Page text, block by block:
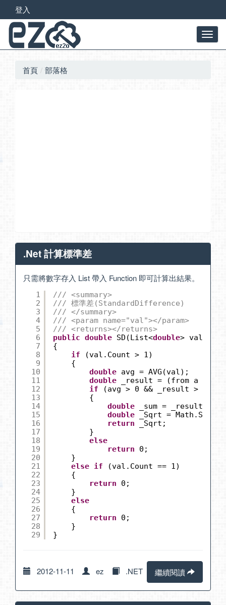
登入
首頁 部落格
.Net 計算標準差
只需將數字存入 List 帶入 Function 即可計算出結果。
1
2
3
4
5
6
7
8
9
10
11
12
13
14
15
16
17
18
19
20
21
22
23
24
25
26
27
28
29
/// <summary>
/// 標準差(StandardDifference)
/// </summary>
/// <param name="val"></param>
/// <returns></returns>
public double SD(List<double> val)
{
if
(val.Count > 1)
{
double avg = AVG(val);
double
_result = (from a
if
(avg > 0 && _result > 0)
{
double
_sum = _result / (
double
_Sqrt =
return
_Sqrt;
}
else
return
0;
}
else if
(val.Count == 1)
{
return
0;
}
else
{
return
0;
}
}
2012-11-11 ez .NET 繼續閱讀